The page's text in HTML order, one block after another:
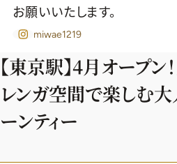
最新号試し読み
お願いいたします。
miwae1219
【東京駅】4月オープ
レンガ空間で楽しむ
ーンティー